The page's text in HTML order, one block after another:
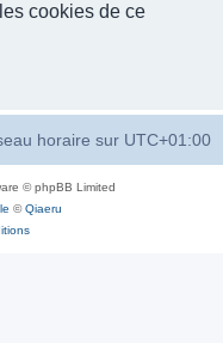
c
cookies de ce
horaire sur UTC+01:00
© phpBB Limited
©Qiaeru